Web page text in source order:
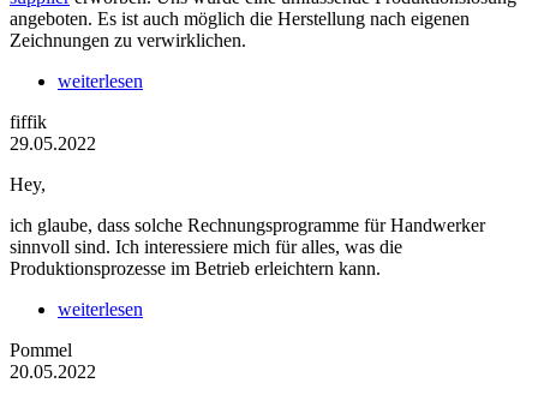
angeboten. Es ist auch möglich die Herstellung nach eigenen
Zeichnungen zu verwirklichen.
weiterlesen
fiffik
29.05.2022
Hey,
ich glaube, dass solche Rechnungsprogramme für Handwerker
sinnvoll sind. Ich interessiere mich für alles, was die
Produktionsprozesse im Betrieb erleichtern kann.
weiterlesen
Pommel
20.05.2022